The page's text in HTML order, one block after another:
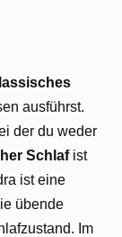
ausführst.
der du weder
Schlafist
ist eine
übende
Im